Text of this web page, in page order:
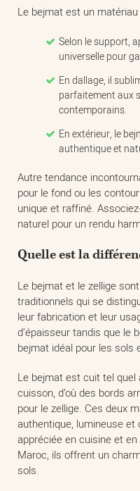
Le bejmat est un
Selon le support,
universelle pour
En dallage, il
parfaitement aux
contemporains.
En extérieur, le
authentique et
Autre tendance
pour le fond ou les
unique et raffiné.
naturel pour un rendu
Quelle est la
Le bejmat et le zellige
traditionnels qui se
leur fabrication et leur
d’épaisseur tandis que le
bejmat idéal pour les sols
Le bejmat est cuit tel quel
cuisson, d’où des bords
pour le zellige. Ces deux
authentique, lumineuse
appréciée en cuisine et
Maroc, ils offrent un
sols.